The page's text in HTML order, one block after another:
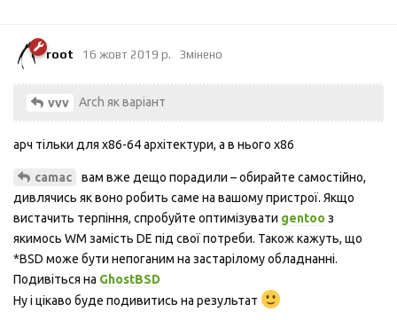
root 16 жовт 2019 р. Змінено
vvv Arch як варіант
арч тільки для x86-64 архітектури, а в нього x86
camac
вам вже дещо порадили – обирайте самостійно,
дивлячись як воно робить саме на вашому пристрої. Якщо
вистачить терпіння, спробуйте оптимізувати gentoo з
якимось WM замість DE під свої потреби. Також кажуть, що
*BSD може бути непоганим на застарілому обладнанні.
Подивіться на GhostBSD
Ну і цікаво буде подивитись на результат